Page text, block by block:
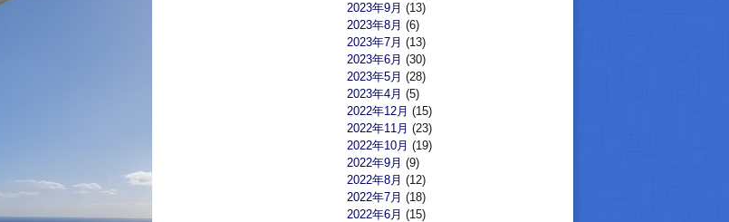
2023年9月 (13)
2023年8月 (6)
2023年7月 (13)
2023年6月 (30)
2023年5月 (28)
2023年4月 (5)
2022年12月 (15)
2022年11月 (23)
2022年10月 (19)
2022年9月 (9)
2022年8月 (12)
2022年7月 (18)
2022年6月 (15)